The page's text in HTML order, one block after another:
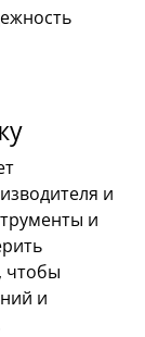
и
и
чтобы
и